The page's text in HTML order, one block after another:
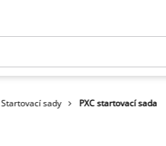
Startovací sady PXC startovací sada